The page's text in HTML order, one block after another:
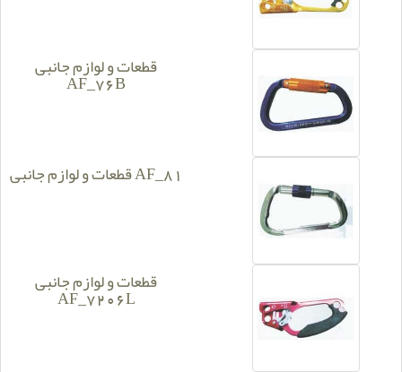
قطعات و لوازم جانبی
AF_76B
قطعات و لوازم جانبی AF_81
قطعات و لوازم جانبی
AF_7206L